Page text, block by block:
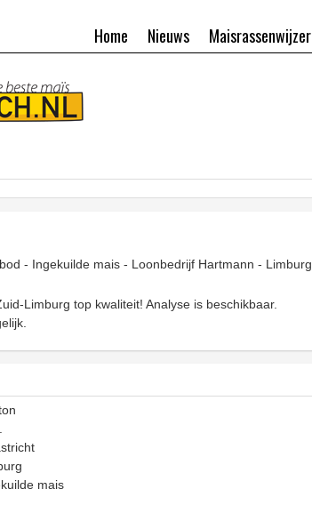
Maisrassenwijzer
Nieuws
Home
- Ingekuilde mais - Loonbedrijf Hartmann - Limburg
Limburg top kwaliteit! Analyse is beschikbaar.
mais